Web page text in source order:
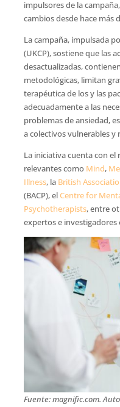
impulsores de la
cambios desde hace más
La campaña, impulsada
(UKCP), sostiene que las
desactualizadas,
metodológicas, limitan
terapéutica de los y las
adecuadamente a las
problemas de ansiedad,
a colectivos vulnerables y
La iniciativa cuenta con el
relevantes como Mind,
Illness, la British
(BACP), elCentre for
Psychotherapists, entre
expertos e investigadores
Fuente: magnific.com.